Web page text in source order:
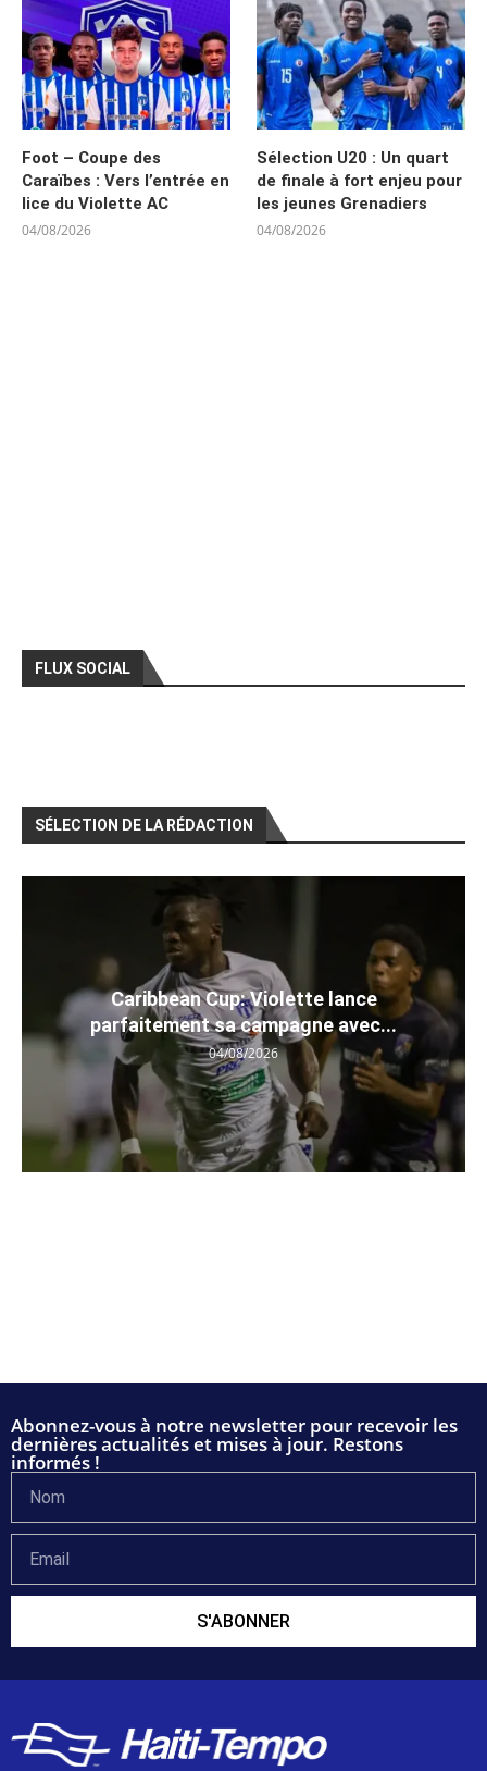
Foot – Coupe des
Caraïbes : Vers l’entrée en
lice du Violette AC
04/08/2026
Sélection U20 : Un quart
de finale à fort enjeu pour
les jeunes Grenadiers
04/08/2026
FLUX SOCIAL
SÉLECTION DE LA RÉDACTION
Caribbean Cup: Violette lance
parfaitement sa campagne avec...
04/08/2026
Abonnez-vous à notre newsletter pour recevoir les
dernières actualités et mises à jour. Restons
informés !
S'ABONNER